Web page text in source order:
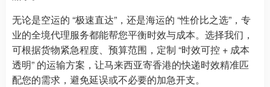
无论是空运的 “极速直达”，还是海运的 “性价比之选”，专
业的全境代理服务都能帮您平衡时效与成本。选择我们，
可根据货物紧急程度、预算范围，定制 “时效可控 + 成本
透明” 的运输方案，让马来西亚寄香港的快递时效精准匹
配您的需求，避免延误或不必要的加急开支。